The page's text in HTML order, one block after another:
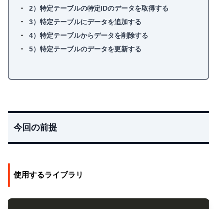
2）特定テーブルの特定IDのデータを取得する
3）特定テーブルにデータを追加する
4）特定テーブルからデータを削除する
5）特定テーブルのデータを更新する
今回の前提
使用するライブラリ